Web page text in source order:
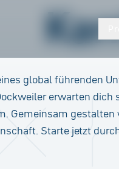
global führenden
erwarten dich
Gemeinsam
Starte jetzt